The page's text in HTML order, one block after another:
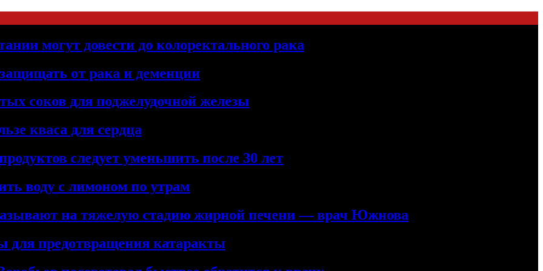
могут довести до колоректального рака
от рака и деменции
соков для поджелудочной железы
кваса для сердца
следует уменьшить после 30 лет
воду с лимоном по утрам
на тяжелую стадию жирной печени — врач Южнова
для предотвращения катаракты